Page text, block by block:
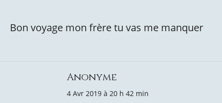
Bon voyage mon frère tu vas me manquer
Anonyme
4 Avr 2019 à 20 h 42 min